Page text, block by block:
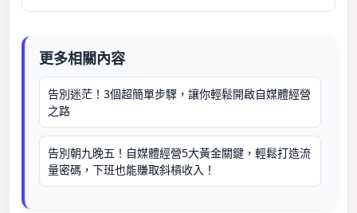
更多相關內容
告別迷茫！3個超簡單步驟，讓你輕鬆開啟自媒體經營
之路
告別朝九晚五！自媒體經營5大黃金關鍵，輕鬆打造流
量密碼，下班也能賺取斜槓收入！